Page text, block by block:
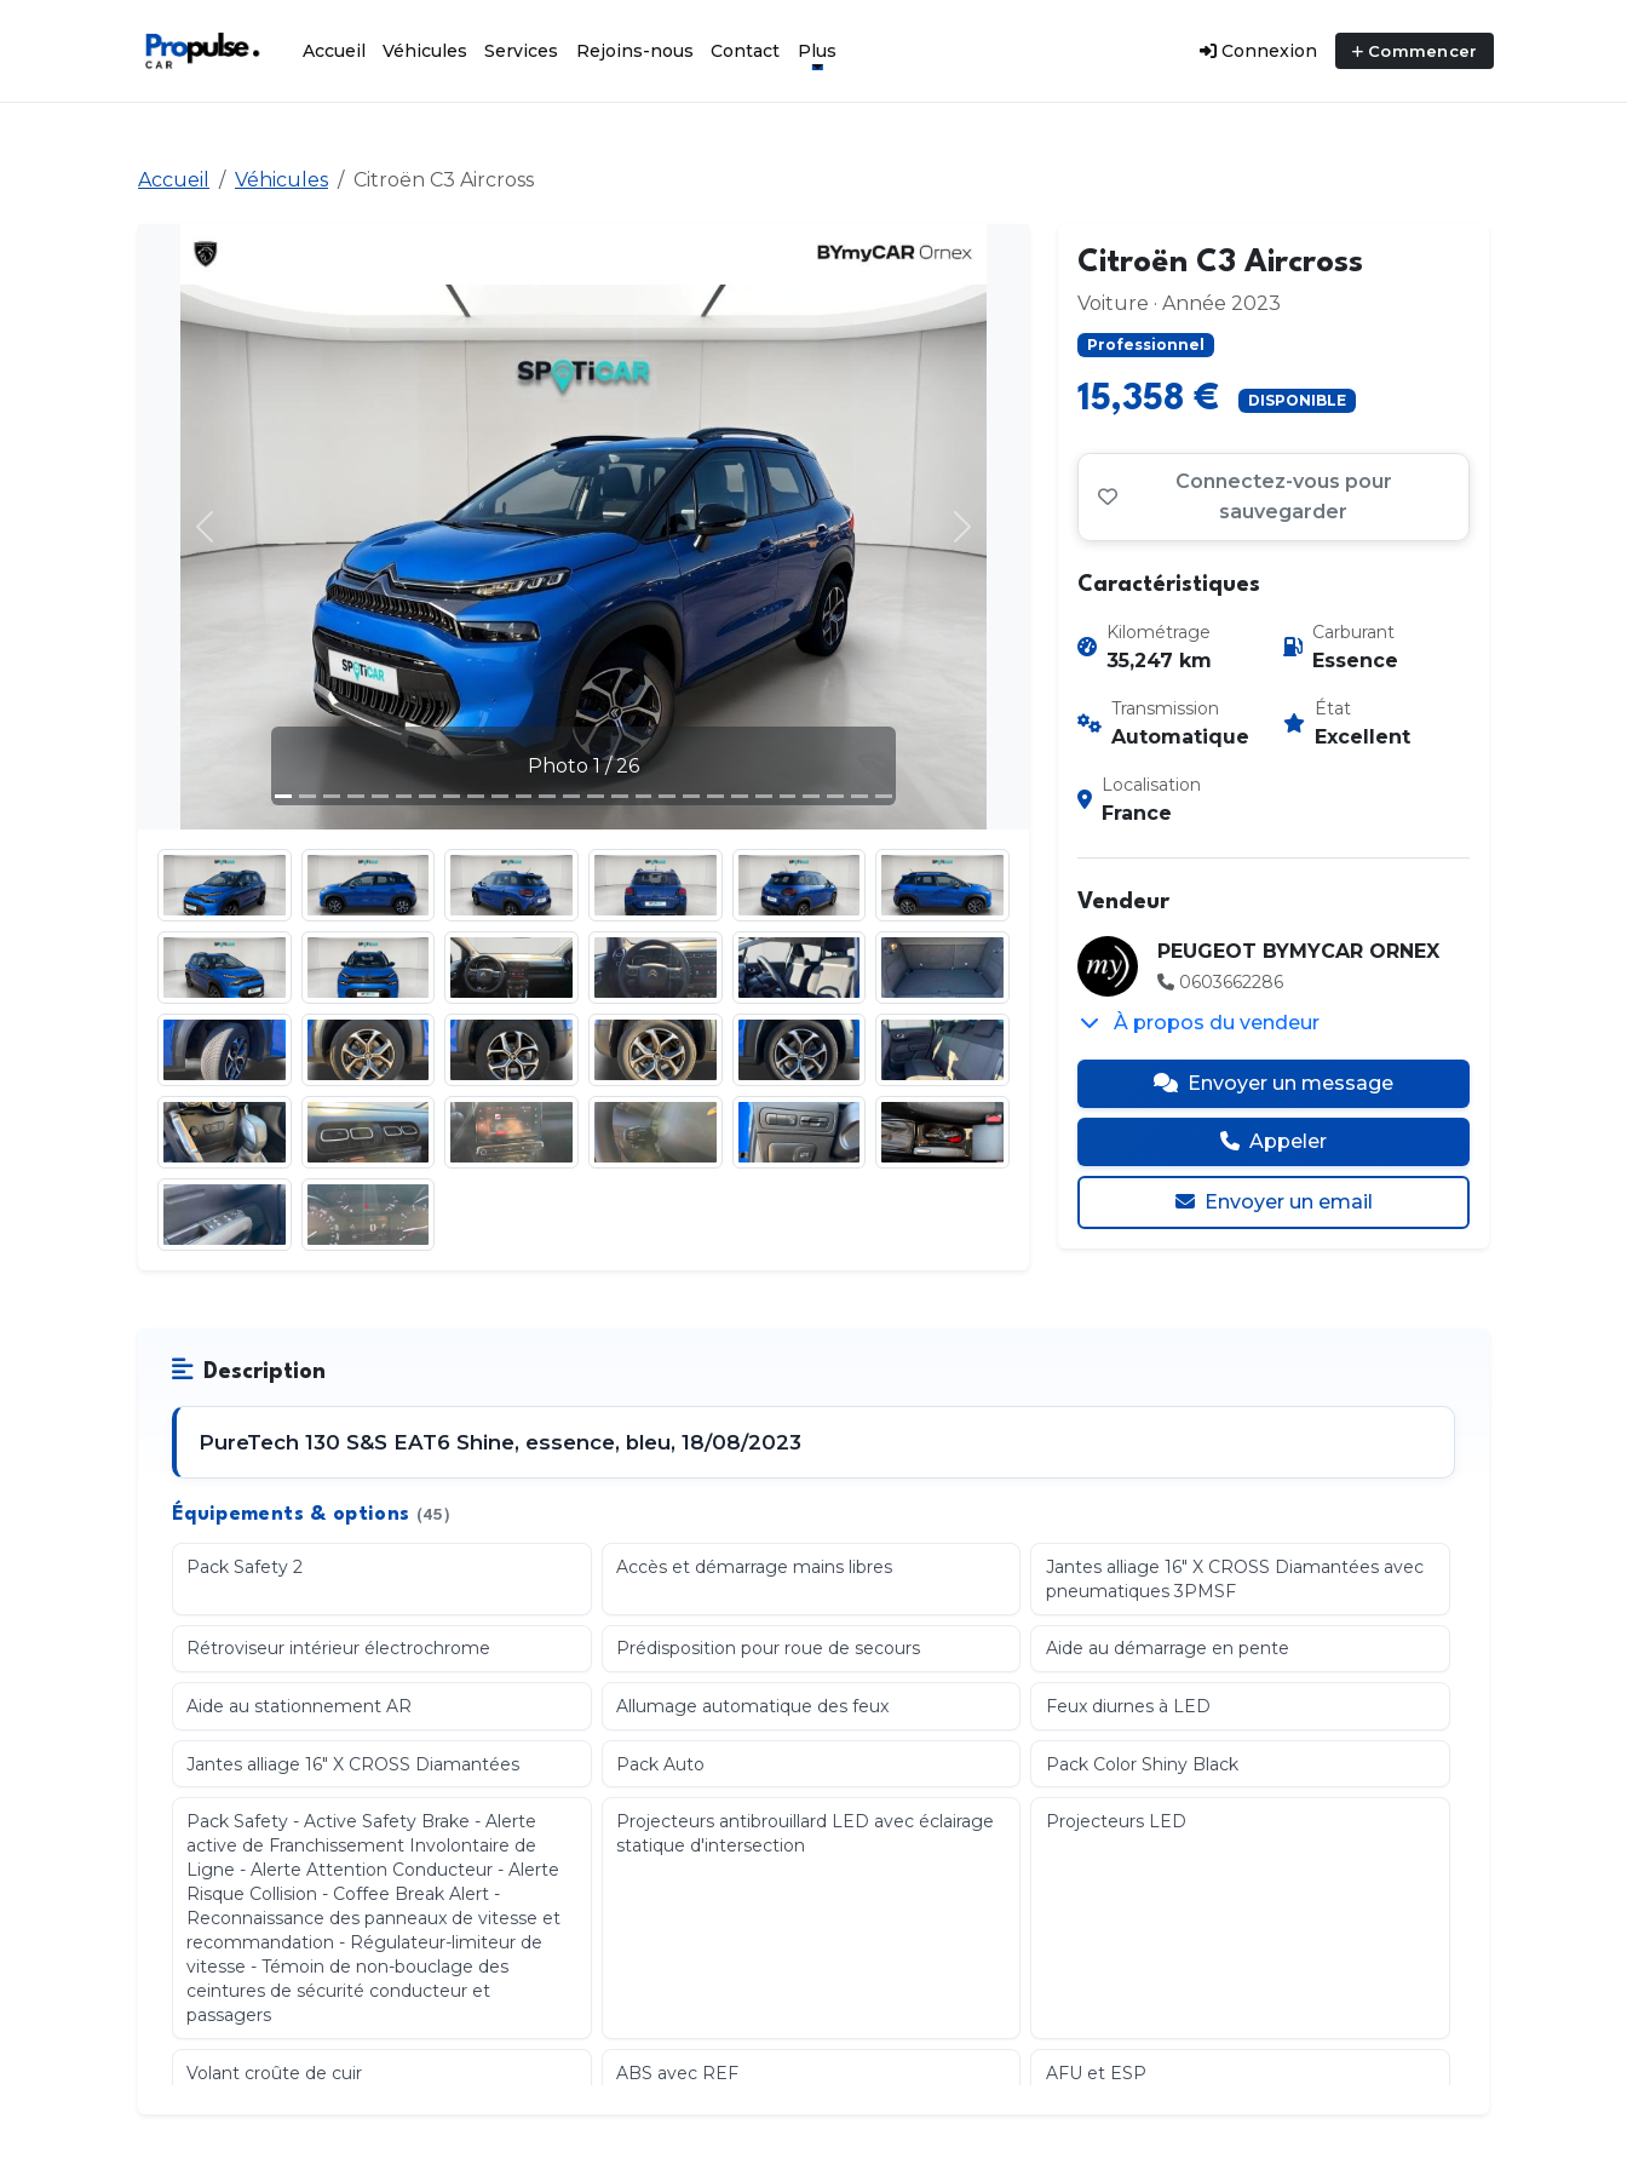
Accueil Véhicules Services Rejoins-nous Contact Plus Connexion Commencer
Accueil Véhicules Citroën C3 Aircross
Photo 1 / 26
Précédent Suivant
Citroën C3 Aircross
Voiture · Année 2023
Professionnel
15,358 € DISPONIBLE
Connectez-vous pour
sauvegarder
Caractéristiques
Kilométrage
35,247 km
Carburant
Essence
Transmission
Automatique
État
Excellent
Localisation
France
Vendeur
PEUGEOT BYMYCAR ORNEX
0603662286
À propos du vendeur
Envoyer un message
Appeler
Envoyer un email
Description
PureTech 130 S&S EAT6 Shine, essence, bleu, 18/08/2023
Équipements & options (45)
Pack Safety 2 Accès et démarrage mains libres
Jantes alliage 16" X CROSS Diamantées avec
pneumatiques 3PMSF
Rétroviseur intérieur électrochrome Prédisposition pour roue de secours Aide au démarrage en pente
Aide au stationnement AR Allumage automatique des feux Feux diurnes à LED
Jantes alliage 16" X CROSS Diamantées Pack Auto Pack Color Shiny Black
Pack Safety - Active Safety Brake - Alerte
active de Franchissement Involontaire de
Ligne - Alerte Attention Conducteur - Alerte
Risque Collision - Coffee Break Alert -
Reconnaissance des panneaux de vitesse et
recommandation - Régulateur-limiteur de
vitesse - Témoin de non-bouclage des
ceintures de sécurité conducteur et
passagers
Projecteurs antibrouillard LED avec éclairage
statique d'intersection
Projecteurs LED
Volant croûte de cuir ABS avec REF AFU et ESP